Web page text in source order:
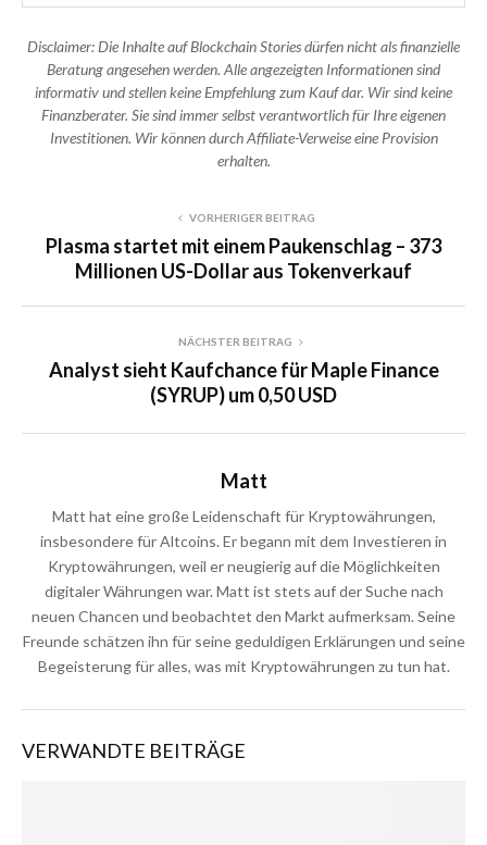
Disclaimer: Die Inhalte auf Blockchain Stories dürfen nicht als finanzielle
Beratung angesehen werden. Alle angezeigten Informationen sind
informativ und stellen keine Empfehlung zum Kauf dar. Wir sind keine
Finanzberater. Sie sind immer selbst verantwortlich für Ihre eigenen
Investitionen. Wir können durch Affiliate-Verweise eine Provision
erhalten.
VORHERIGER BEITRAG
Plasma startet mit einem Paukenschlag – 373
Millionen US-Dollar aus Tokenverkauf
NÄCHSTER BEITRAG
Analyst sieht Kaufchance für Maple Finance
(SYRUP) um 0,50 USD
Matt
Matt hat eine große Leidenschaft für Kryptowährungen,
insbesondere für Altcoins. Er begann mit dem Investieren in
Kryptowährungen, weil er neugierig auf die Möglichkeiten
digitaler Währungen war. Matt ist stets auf der Suche nach
neuen Chancen und beobachtet den Markt aufmerksam. Seine
Freunde schätzen ihn für seine geduldigen Erklärungen und seine
Begeisterung für alles, was mit Kryptowährungen zu tun hat.
VERWANDTE BEITRÄGE